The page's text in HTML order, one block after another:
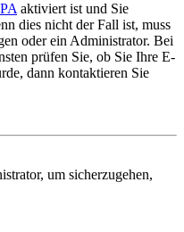
aktiviert ist und Sie
dies nicht der Fall ist, muss
oder ein Administrator. Bei
prüfen Sie, ob Sie Ihre E-
dann kontaktieren Sie
um sicherzugehen,